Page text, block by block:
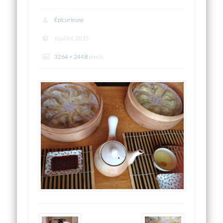
Épicurieuse
6 juillet, 2015
3264 × 2448 pixels